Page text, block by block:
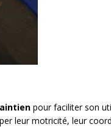
pour faciliter son
leur motricité, leur